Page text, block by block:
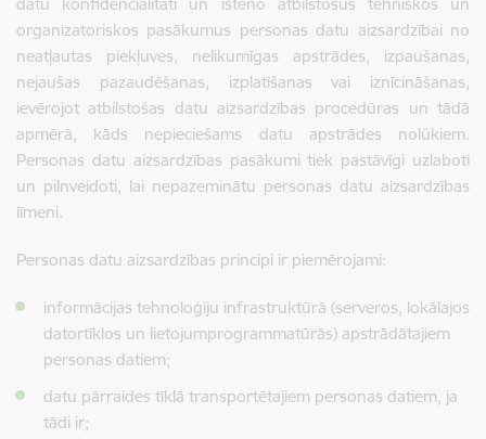
organizatoriskos pasākumus personas datu aizsardzībai no
neatļautas piekļuves, nelikumīgas apstrādes, izpaušanas,
nejaušas pazaudēšanas, izplatīšanas vai iznīcināšanas,
ievērojot atbilstošas datu aizsardzības procedūras un tādā
apmērā, kāds nepieciešams datu apstrādes nolūkiem.
Personas datu aizsardzības pasākumi tiek pastāvīgi uzlaboti
un pilnveidoti, lai nepazeminātu personas datu aizsardzības
līmeni.
Personas datu aizsardzības principi ir piemērojami:
informācijas tehnoloģiju infrastruktūrā (serveros, lokālajos
datortīklos un lietojumprogrammatūrās) apstrādātajiem
personas datiem;
datu pārraides tīklā transportētajiem personas datiem, ja
tādi ir;